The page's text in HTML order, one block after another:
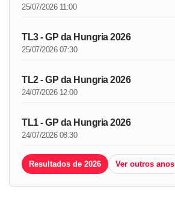
25/07/2026 11:00
TL3 - GP da Hungria 2026
25/07/2026 07:30
TL2 - GP da Hungria 2026
24/07/2026 12:00
TL1 - GP da Hungria 2026
24/07/2026 08:30
Resultados de 2026 Ver outros anos